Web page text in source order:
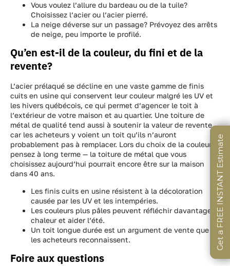
Vous voulez l’allure du bardeau ou de la tuile?
Choisissez l’acier ou l’acier pierré.
La neige déverse sur un passage? Prévoyez des arrêts
de neige, peu importe le profilé.
Qu’en est-il de la couleur, du fini et de la
revente?
L’acier prélaqué se décline en une vaste gamme de finis
cuits en usine qui conservent leur couleur malgré les UV et
les hivers québécois, ce qui permet d’agencer le toit à
l’extérieur de votre maison et au quartier. Une toiture de
métal de qualité tend aussi à soutenir la valeur de revente,
car les acheteurs y voient un toit qu’ils n’auront
probablement pas à remplacer. Lors du choix de la couleur,
pensez à long terme — la toiture de métal que vous
choisissez aujourd’hui pourrait encore être sur la maison
dans 40 ans.
Les finis cuits en usine résistent à la décoloration
causée par les UV et les intempéries.
Les couleurs plus pâles peuvent réfléchir davantage la
chaleur et aider l’été.
Un toit longue durée est un argument de vente que
les acheteurs reconnaissent.
Foire aux questions
Get a FREE INSTANT Estimate
Get a FREE INSTANT Estimate
Get a FREE INSTANT Estimate